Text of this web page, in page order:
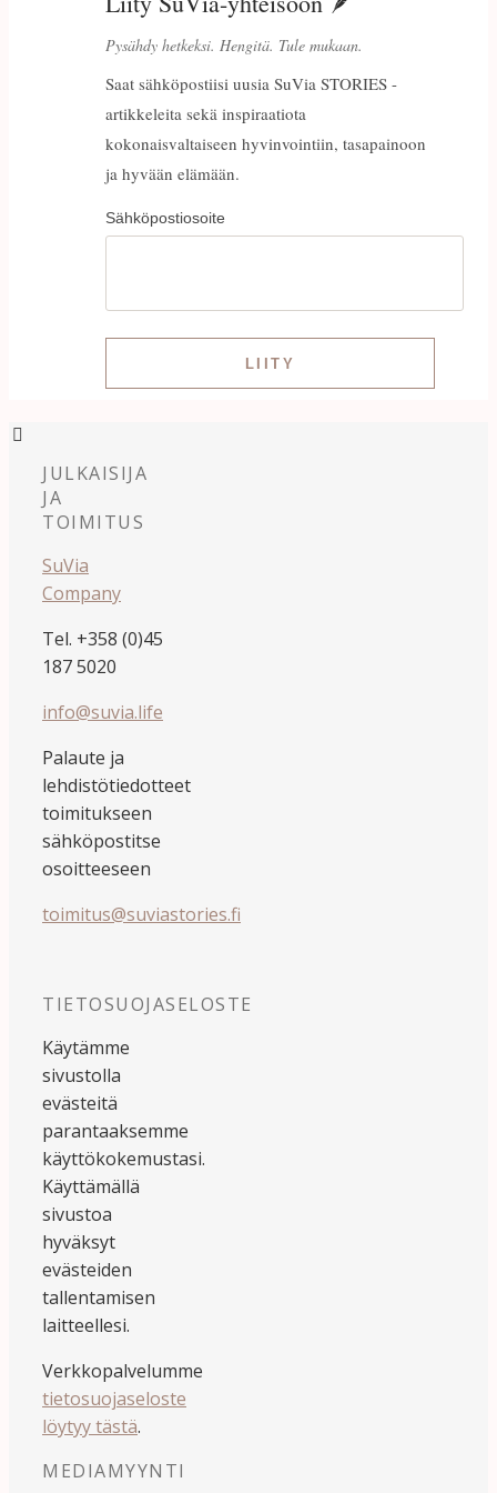
Pysähdy hetkeksi. Hengitä. Tule mukaan.
Saat sähköpostiisi uusia SuVia STORIES -
artikkeleita sekä inspiraatiota
kokonaisvaltaiseen hyvinvointiin, tasapainoon
ja hyvään elämään.
Sähköpostiosoite
JULKAISIJA
JA
TOIMITUS
SuVia
Company
Tel. +358 (0)45
187 5020
info@suvia.life
Palaute ja
lehdistötiedotteet
toimitukseen
sähköpostitse
osoitteeseen
toimitus@suviastories.fi
TIETOSUOJASELOSTE
Käytämme
sivustolla
evästeitä
parantaaksemme
käyttökokemustasi.
Käyttämällä
sivustoa
hyväksyt
evästeiden
tallentamisen
laitteellesi.
Verkkopalvelumme
tietosuojaseloste
löytyy tästä.
MEDIAMYYNTI